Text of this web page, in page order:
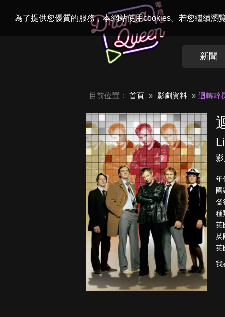
為了提供您優質的服務，本網站使用cookies。若您繼續瀏
Welcome to
新聞
目前位置： 首頁 影劇資料 迴轉幹
年
國
發
種
英
英
英
我
降世神通：最
後的氣宗